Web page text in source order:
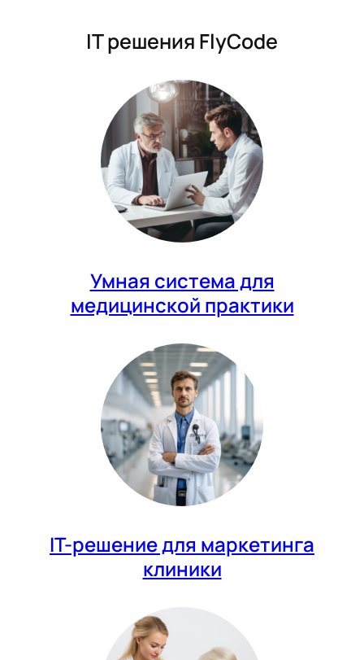
IT решения FlyCode
Умная система для
медицинской практики
IT-решение для маркетинга
клиники